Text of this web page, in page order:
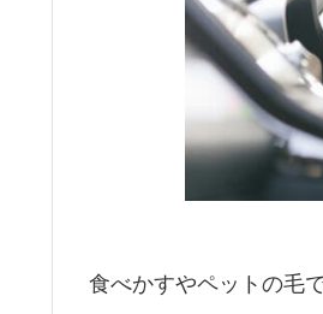
食べかすやペットの毛